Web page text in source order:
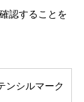
認することを
ンシルマーク